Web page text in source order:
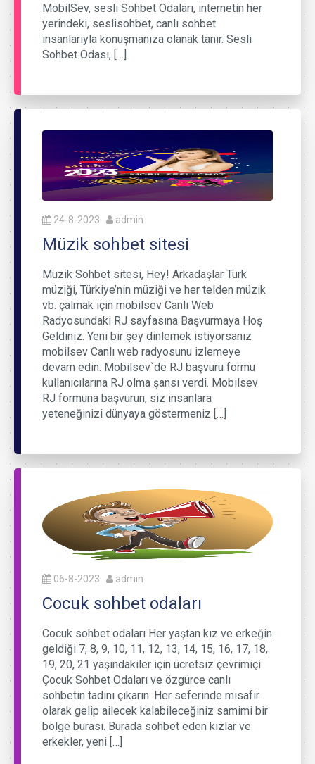
MobilSev, sesli Sohbet Odaları, internetin her
yerindeki, seslisohbet, canlı sohbet
insanlarıyla konuşmanıza olanak tanır. Sesli
Sohbet Odası, […]
24-8-2023 admin
Müzik sohbet sitesi
Müzik Sohbet sitesi, Hey! Arkadaşlar Türk
müziği, Türkiye’nin müziği ve her telden müzik
vb. çalmak için mobilsev Canlı Web
Radyosundaki RJ sayfasına Başvurmaya Hoş
Geldiniz. Yeni bir şey dinlemek istiyorsanız
mobilsev Canlı web radyosunu izlemeye
devam edin. Mobilsev`de RJ başvuru formu
kullanıcılarına RJ olma şansı verdi. Mobilsev
RJ formuna başvurun, siz insanlara
yeteneğinizi dünyaya göstermeniz […]
06-8-2023 admin
Cocuk sohbet odaları
Cocuk sohbet odaları Her yaştan kız ve erkeğin
geldiği 7, 8, 9, 10, 11, 12, 13, 14, 15, 16, 17, 18,
19, 20, 21 yaşındakiler için ücretsiz çevrimiçi
Çocuk Sohbet Odaları ve özgürce canlı
sohbetin tadını çıkarın. Her seferinde misafir
olarak gelip ailecek kalabileceğiniz samimi bir
bölge burası. Burada sohbet eden kızlar ve
erkekler, yeni […]